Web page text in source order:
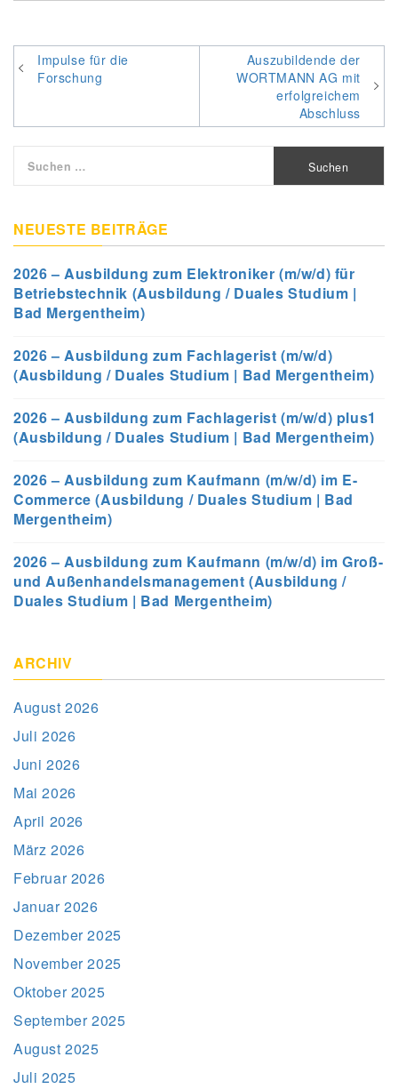
Beitragsnavigation
Impulse für die
Forschung
Auszubildende der
WORTMANN AG mit
erfolgreichem
Abschluss
nach:
NEUESTE BEITRÄGE
2026 – Ausbildung zum Elektroniker (m/w/d) für
Betriebstechnik (Ausbildung / Duales Studium |
Bad Mergentheim)
2026 – Ausbildung zum Fachlagerist (m/w/d)
(Ausbildung / Duales Studium | Bad Mergentheim)
2026 – Ausbildung zum Fachlagerist (m/w/d) plus1
(Ausbildung / Duales Studium | Bad Mergentheim)
2026 – Ausbildung zum Kaufmann (m/w/d) im E-
Commerce (Ausbildung / Duales Studium | Bad
Mergentheim)
2026 – Ausbildung zum Kaufmann (m/w/d) im Groß-
und Außenhandelsmanagement (Ausbildung /
Duales Studium | Bad Mergentheim)
ARCHIV
August 2026
Juli 2026
Juni 2026
Mai 2026
April 2026
März 2026
Februar 2026
Januar 2026
Dezember 2025
November 2025
Oktober 2025
September 2025
August 2025
Juli 2025